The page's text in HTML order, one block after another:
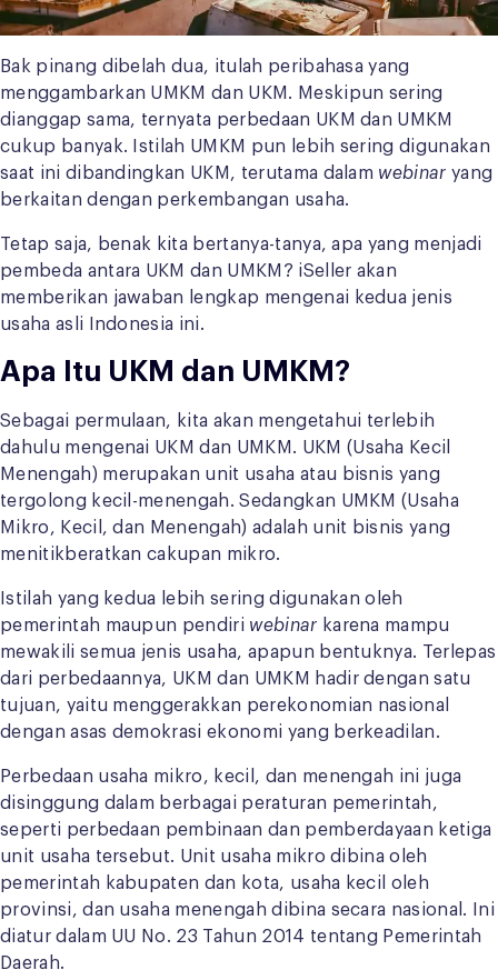
Bak pinang dibelah dua, itulah peribahasa yang
menggambarkan UMKM dan UKM. Meskipun sering
dianggap sama, ternyata perbedaan UKM dan UMKM
cukup banyak. Istilah UMKM pun lebih sering digunakan
saat ini dibandingkan UKM, terutama dalam webinaryang
berkaitan dengan perkembangan usaha.
Tetap saja, benak kita bertanya-tanya, apa yang menjadi
pembeda antara UKM dan UMKM? iSeller akan
memberikan jawaban lengkap mengenai kedua jenis
usaha asli Indonesia ini.
Apa Itu UKM dan UMKM?
Sebagai permulaan, kita akan mengetahui terlebih
dahulu mengenai UKM dan UMKM. UKM (Usaha Kecil
Menengah) merupakan unit usaha atau bisnis yang
tergolong kecil-menengah. Sedangkan UMKM (Usaha
Mikro, Kecil, dan Menengah) adalah unit bisnis yang
menitikberatkan cakupan mikro.
Istilah yang kedua lebih sering digunakan oleh
pemerintah maupun pendiri webinar karena mampu
mewakili semua jenis usaha, apapun bentuknya. Terlepas
dari perbedaannya, UKM dan UMKM hadir dengan satu
tujuan, yaitu menggerakkan perekonomian nasional
dengan asas demokrasi ekonomi yang berkeadilan.
Perbedaan usaha mikro, kecil, dan menengah ini juga
disinggung dalam berbagai peraturan pemerintah,
seperti perbedaan pembinaan dan pemberdayaan ketiga
unit usaha tersebut. Unit usaha mikro dibina oleh
pemerintah kabupaten dan kota, usaha kecil oleh
provinsi, dan usaha menengah dibina secara nasional. Ini
diatur dalam UU No. 23 Tahun 2014 tentang Pemerintah
Daerah.